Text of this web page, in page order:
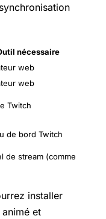
nécessaire
web
web
Twitch
de bord Twitch
de stream (comme
installer
et